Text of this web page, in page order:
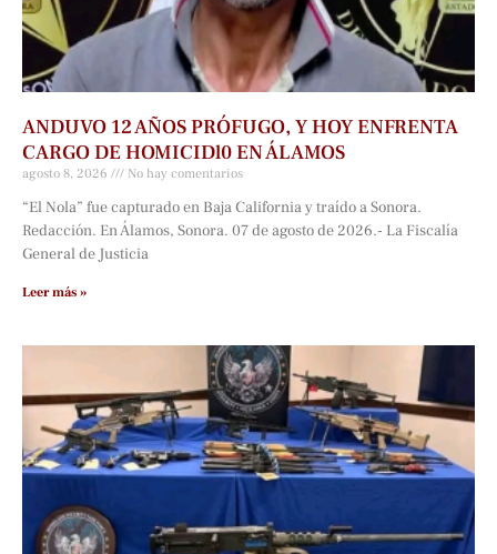
ANDUVO 12 AÑOS PRÓFUGO, Y HOY ENFRENTA
CARGO DE HOMICIDl0 EN ÁLAMOS
agosto 8, 2026 No hay comentarios
“El Nola” fue capturado en Baja California y traído a Sonora.
Redacción. En Álamos, Sonora. 07 de agosto de 2026.- La Fiscalía
General de Justicia
Leer más »